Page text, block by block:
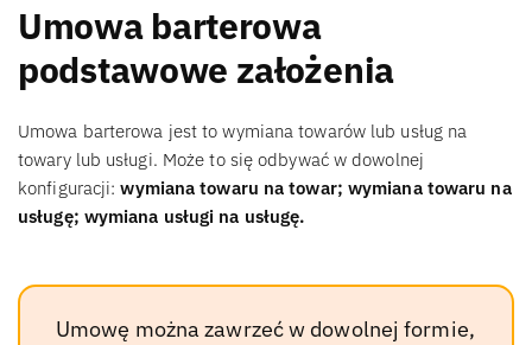
Umowa barterowa
podstawowe założenia
Umowa barterowa jest to wymiana towarów lub usług na
towary lub usługi. Może to się odbywać w dowolnej
konfiguracji:wymiana towaru na towar; wymiana towaru na
usługę; wymiana usługi na usługę.
Umowę można zawrzeć w dowolnej formie,